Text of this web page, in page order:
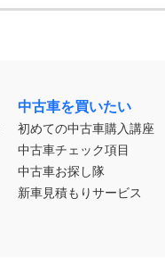
中古車を買いたい
初めての中古車購入講座
中古車チェック項目
中古車お探し隊
新車見積もりサービス